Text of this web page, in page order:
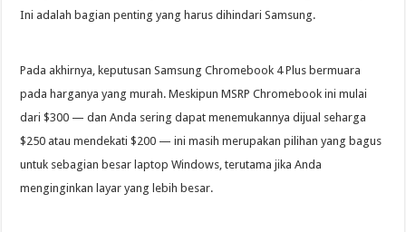
Ini adalah bagian penting yang harus dihindari Samsung.
Pada akhirnya, keputusan Samsung Chromebook 4 Plus bermuara
pada harganya yang murah. Meskipun MSRP Chromebook ini mulai
dari $300 — dan Anda sering dapat menemukannya dijual seharga
$250 atau mendekati $200 — ini masih merupakan pilihan yang bagus
untuk sebagian besar laptop Windows, terutama jika Anda
menginginkan layar yang lebih besar.